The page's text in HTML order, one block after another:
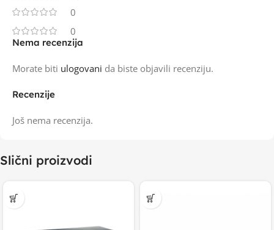
0
0
Recenzije
Još nema recenzija.
Nema recenzija
Morate biti ulogovani da biste objavili recenziju.
Slični proizvodi